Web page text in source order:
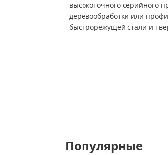
высокоточного серийного
деревообработки или
быстрорежущей стали и
Популярные